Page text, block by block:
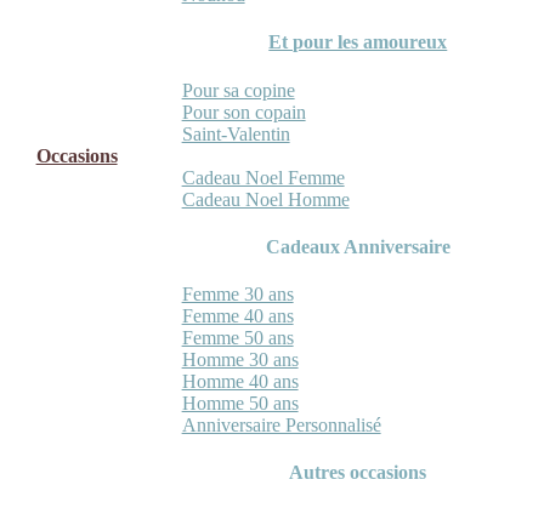
Et pour les amoureux
Pour sa copine
Pour son copain
Saint-Valentin
Occasions
Cadeau Noel Femme
Cadeau Noel Homme
Cadeaux Anniversaire
Femme 30 ans
Femme 40 ans
Femme 50 ans
Homme 30 ans
Homme 40 ans
Homme 50 ans
Anniversaire Personnalisé
Autres occasions